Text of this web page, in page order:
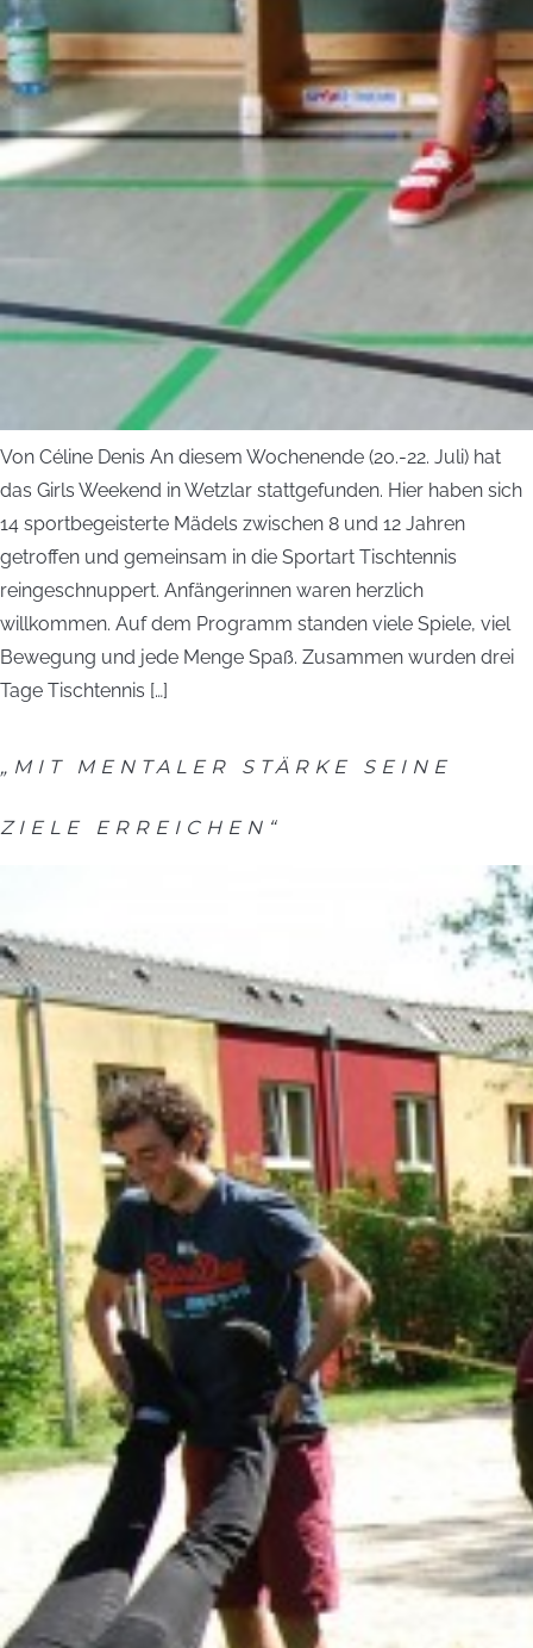
Von Céline Denis An diesem Wochenende (20.-22. Juli) hat
das Girls Weekend in Wetzlar stattgefunden. Hier haben sich
14 sportbegeisterte Mädels zwischen 8 und 12 Jahren
getroffen und gemeinsam in die Sportart Tischtennis
reingeschnuppert. Anfängerinnen waren herzlich
willkommen. Auf dem Programm standen viele Spiele, viel
Bewegung und jede Menge Spaß. Zusammen wurden drei
Tage Tischtennis […]
„MIT MENTALER STÄRKE SEINE
ZIELE ERREICHEN“